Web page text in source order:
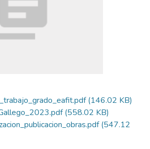
(146.02 KB)
(558.02 KB)
(547.12